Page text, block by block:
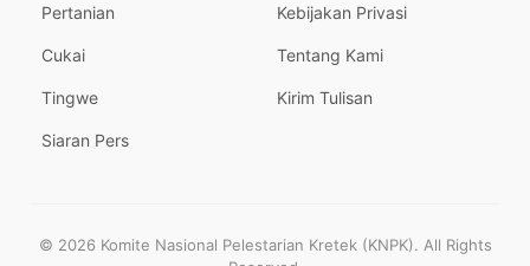
Pertanian
Cukai
Tingwe
Siaran Pers
Kebijakan Privasi
Tentang Kami
Kirim Tulisan
© 2026 Komite Nasional Pelestarian Kretek (KNPK). All Rights